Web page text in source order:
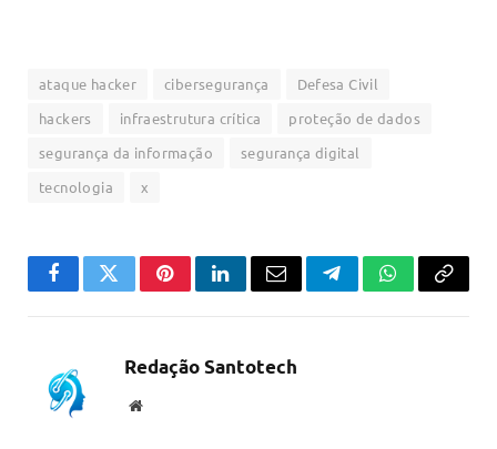
ataque hacker cibersegurança
Defesa Civil
hackers
infraestrutura crítica
proteção de dados
segurança da informação
segurança digital
tecnologia
x
FacebookTwitterPinterestLinkedInEmail TelegramWhatsApp
Copiar
Redação Santotech
Website